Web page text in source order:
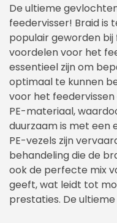
De ultieme
feedervisser! Braid is
populair geworden
voordelen voor het
essentieel zijn om
optimaal te kunnen
voor het
PE-materiaal,
duurzaam is met een
PE-vezels zijn
behandeling die de
ook de perfecte mix
geeft, wat leidt tot
prestaties. De